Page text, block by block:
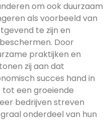
om ook duurzaam
als voorbeeld van
te zijn en
Door
praktijken en
zij aan dat
succes hand in
tot een groeiende
bedrijven streven
onderdeel van hun